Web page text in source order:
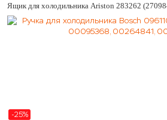
Ящик для холодильника Ariston 283262
-25%